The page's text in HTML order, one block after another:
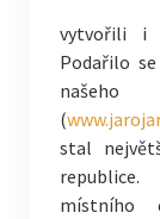
vytvořili i
Podařilo
(
stal
republice.
místního